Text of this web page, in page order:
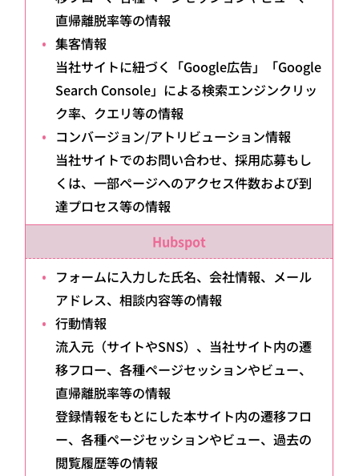
直帰離脱率等の情報
集客情報
当社サイトに紐づく「Google広告」「Google
Search Console」による検索エンジンクリッ
ク率、クエリ等の情報
コンバージョン/アトリビューション情報
当社サイトでのお問い合わせ、採用応募もし
くは、一部ページへのアクセス件数および到
達プロセス等の情報
Hubspot
フォームに入力した氏名、会社情報、メール
アドレス、相談内容等の情報
行動情報
流入元（サイトやSNS）、当社サイト内の遷
移フロー、各種ページセッションやビュー、
直帰離脱率等の情報
登録情報をもとにした本サイト内の遷移フロ
ー、各種ページセッションやビュー、過去の
閲覧履歴等の情報